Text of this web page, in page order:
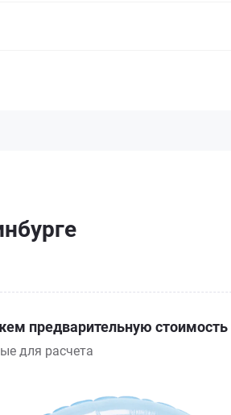
предварительную стоимость
для расчета